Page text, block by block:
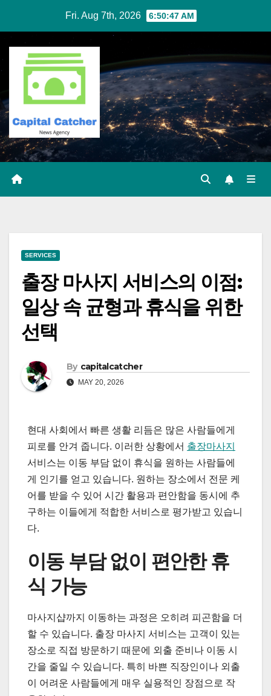
content
Fri. Aug 7th, 2026 6:50:48 AM
SERVICES
출장 마사지 서비스의 이점:
일상 속 균형과 휴식을 위한
선택
By capitalcatcher
MAY 20, 2026
현대 사회에서 빠른 생활 리듬은 많은 사람들에게
피로를 안겨 줍니다. 이러한 상황에서 출장마사지
서비스는 이동 부담 없이 휴식을 원하는 사람들에
게 인기를 얻고 있습니다. 원하는 장소에서 전문 케
어를 받을 수 있어 시간 활용과 편안함을 동시에 추
구하는 이들에게 적합한 서비스로 평가받고 있습니
다.
이동 부담 없이 편안한 휴
식 가능
마사지샵까지 이동하는 과정은 오히려 피곤함을 더
할 수 있습니다. 출장 마사지 서비스는 고객이 있는
장소로 직접 방문하기 때문에 외출 준비나 이동 시
간을 줄일 수 있습니다. 특히 바쁜 직장인이나 외출
이 어려운 사람들에게 매우 실용적인 장점으로 작